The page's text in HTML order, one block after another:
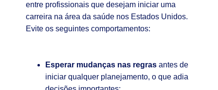
entre profissionais que desejam iniciar uma
carreira na área da saúde nos Estados Unidos.
Evite os seguintes comportamentos:
Esperar mudanças nas regras antes de
iniciar qualquer planejamento, o que adia